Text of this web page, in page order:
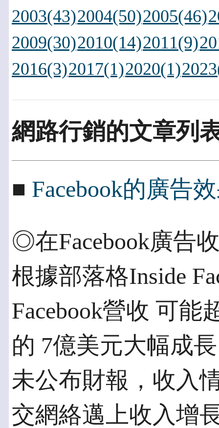
2003(43)2004(50)2005(46)
2009(30)2010(14)2011(9)
2016(3)2017(1)2020(1)
網路行銷的文章列
■ Facebook的廣告
◎在Facebook廣告
根據部落格Inside
Facebook營收 可能
的 7億美元大幅成
未公布財報，收入
交網絡邁上收入增